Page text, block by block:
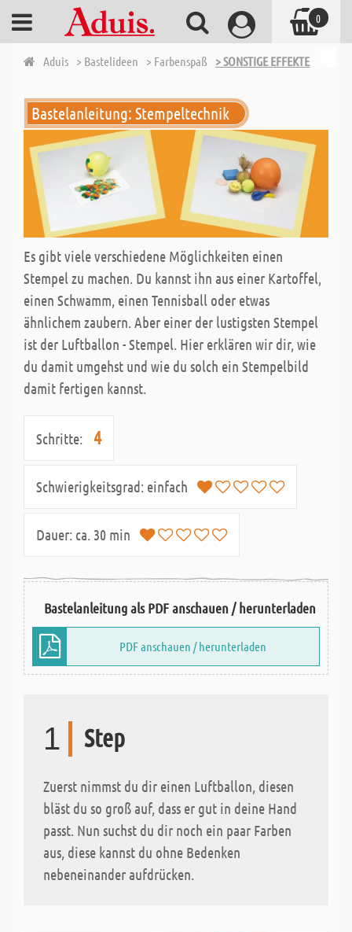
Aduis > Bastelideen > Farbenspaß > SONSTIGE EFFEKTE
Bastelanleitung: Stempeltechnik
Es gibt viele verschiedene Möglichkeiten einen
Stempel zu machen. Du kannst ihn aus einer Kartoffel,
einen Schwamm, einen Tennisball oder etwas
ähnlichem zaubern. Aber einer der lustigsten Stempel
ist der Luftballon - Stempel. Hier erklären wir dir, wie
du damit umgehst und wie du solch ein Stempelbild
damit fertigen kannst.
Schritte: 4
Schwierigkeitsgrad: einfach
Dauer: ca. 30 min
Bastelanleitung als PDF anschauen / herunterladen
PDF anschauen / herunterladen
1 Step
Zuerst nimmst du dir einen Luftballon, diesen
bläst du so groß auf, dass er gut in deine Hand
passt. Nun suchst du dir noch ein paar Farben
aus, diese kannst du ohne Bedenken
nebeneinander aufdrücken.
0